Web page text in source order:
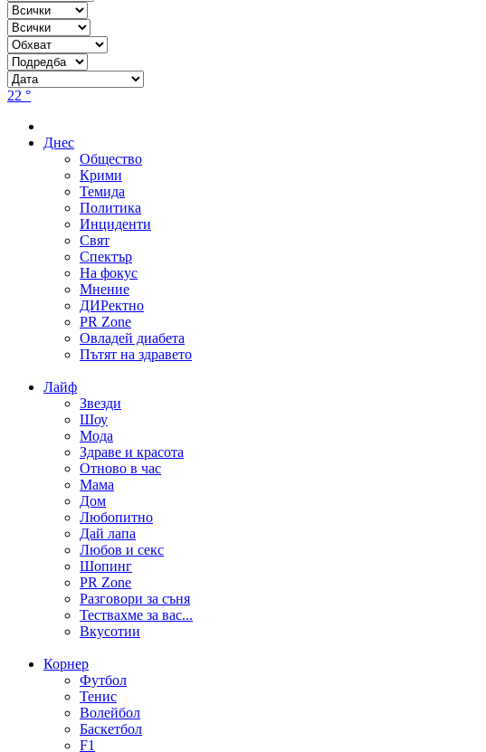
22 °
Днес
Общество
Крими
Темида
Политика
Инциденти
Свят
Спектър
На фокус
Мнение
ДИРектно
PR Zone
Овладей диабета
Пътят на здравето
Лайф
Звезди
Шоу
Мода
Здраве и красота
Отново в час
Мама
Дом
Любопитно
Дай лапа
Любов и секс
Шопинг
PR Zone
Разговори за съня
Тествахме за вас...
Вкусотии
Корнер
Футбол
Тенис
Волейбол
Баскетбол
F1